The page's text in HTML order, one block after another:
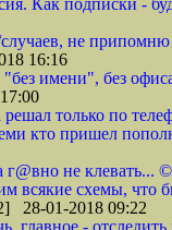
Как подписки -
не
16:16
имени", без
решал только по
кто пришел
г@вно не клевать...
всякие схемы, что
28-01-2018 09:22
главное -